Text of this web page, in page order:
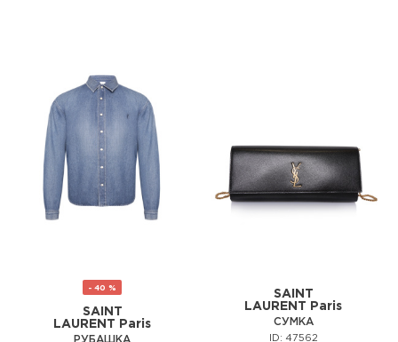
- 40 %
SAINT
LAURENT Paris
РУБАШКА
SAINT
LAURENT Paris
СУМКА
ID: 47562